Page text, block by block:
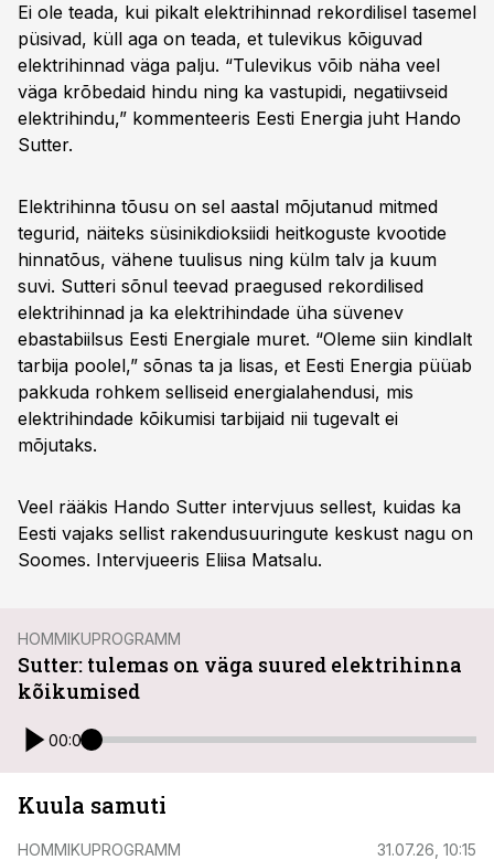
Ei ole teada, kui pikalt elektrihinnad rekordilisel tasemel
püsivad, küll aga on teada, et tulevikus kõiguvad
elektrihinnad väga palju. “Tulevikus võib näha veel
väga krõbedaid hindu ning ka vastupidi, negatiivseid
elektrihindu,” kommenteeris Eesti Energia juht Hando
Sutter.
Elektrihinna tõusu on sel aastal mõjutanud mitmed
tegurid, näiteks süsinikdioksiidi heitkoguste kvootide
hinnatõus, vähene tuulisus ning külm talv ja kuum
suvi. Sutteri sõnul teevad praegused rekordilised
elektrihinnad ja ka elektrihindade üha süvenev
ebastabiilsus Eesti Energiale muret. “Oleme siin kindlalt
tarbija poolel,” sõnas ta ja lisas, et Eesti Energia püüab
pakkuda rohkem selliseid energialahendusi, mis
elektrihindade kõikumisi tarbijaid nii tugevalt ei
mõjutaks.
Veel rääkis Hando Sutter intervjuus sellest, kuidas ka
Eesti vajaks sellist rakendusuuringute keskust nagu on
Soomes. Intervjueeris Eliisa Matsalu.
HOMMIKUPROGRAMM
Sutter: tulemas on väga suured elektrihinna
kõikumised
00:00
Kuula samuti
HOMMIKUPROGRAMM 31.07.26, 10:15